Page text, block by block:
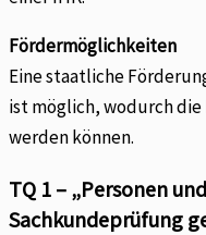
Fördermöglichkeiten
Eine staatliche
ist möglich, wodurch die
werden können.
TQ 1 – „Personen
Sachkundeprüfung